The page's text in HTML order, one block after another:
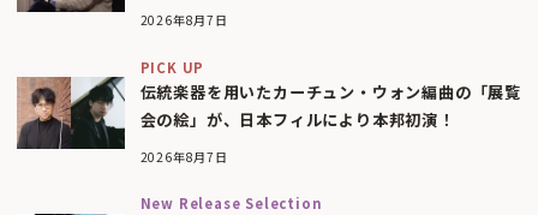
2026年8月7日
PICK UP
伝統楽器を用いたカーチュン・ウォン編曲の「展覧
会の絵」が、日本フィルにより本邦初演！
2026年8月7日
New Release Selection